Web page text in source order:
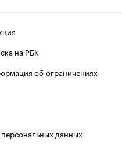
на РБК
об ограничениях
данных